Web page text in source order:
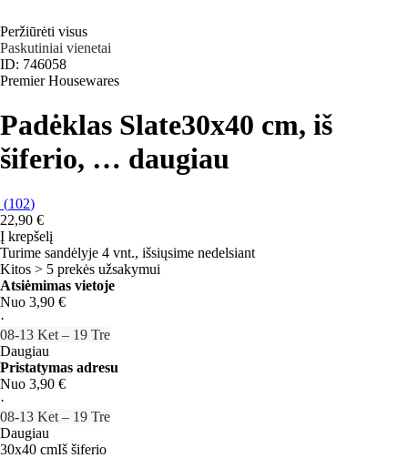
Peržiūrėti visus
Paskutiniai vienetai
ID: 746058
Premier Housewares
Padėklas Slate30x40 cm, iš
šiferio, … daugiau
(102)
22,90 €
Į krepšelį
Turime sandėlyje 4 vnt., išsiųsime nedelsiant
Kitos > 5 prekės užsakymui
Atsiėmimas vietoje
Nuo 3,90 €
·
08‑13 Ket – 19 Tre
Daugiau
Pristatymas adresu
Nuo 3,90 €
·
08‑13 Ket – 19 Tre
Daugiau
30x40 cmIš šiferio